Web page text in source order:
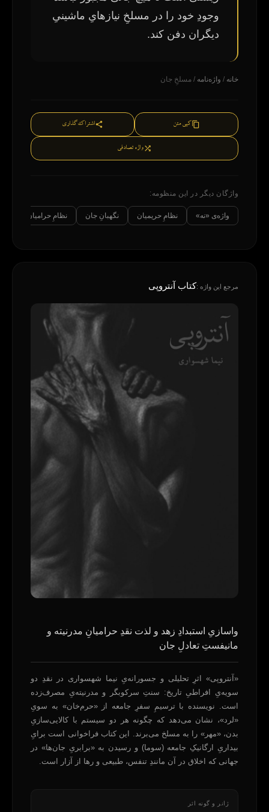
وجودِ خود را در مسلخِ نیازهایِ ماشینیِ
دیگران دفن کند.
خانه / واژه‌نامه / مسلخِ جان
کپی متن اشتراک‌گذاری
واژه تصادفی
واژگان دیگر در این منظومه:
واژه‌ی «نه» نظامِ حریمیان نگهبانِ جان نظامِ حرامیان
مرجع این واژه :کتاب آنتروپی
واسازیِ استبدادِ زهد و لذت نقدِ حرامیانِ مدرنیته و
مانیفستِ تعادلِ جان
«آنتروپی» اثرِ تحلیلی و جسورانه‌یِ نیما شهسواری در نقدِ دو
سویه‌یِ افراطیِ تاریخ: سنتِ سرکوبگر و مدرنیته‌یِ مصرف‌زده
است. نویسنده با ترسیمِ سفرِ جامعه از «حرم‌خان» به سویِ
«لرد»، نشان می‌دهد که چگونه هر دو سیستم با کالایی‌سازیِ
بدن، «مهر» را به مسلخ می‌برند. این کتاب فراخوانی است برایِ
بیداریِ ارگانیکِ جامعه (سوما) و رسیدن به «برابریِ جان‌ها» در
جهانی که اخلاق در آن مانندِ تنفس، طبیعی و رها از آزار است.